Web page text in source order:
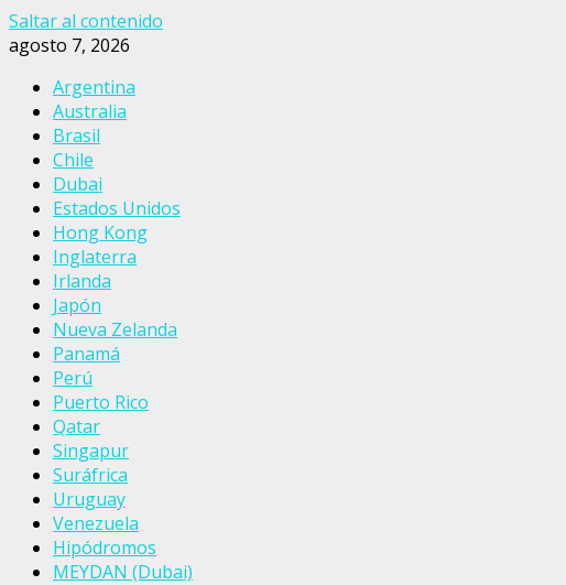
Saltar al contenido
agosto 7, 2026
Argentina
Australia
Brasil
Chile
Dubai
Estados Unidos
Hong Kong
Inglaterra
Irlanda
Japón
Nueva Zelanda
Panamá
Perú
Puerto Rico
Qatar
Singapur
Suráfrica
Uruguay
Venezuela
Hipódromos
MEYDAN (Dubai)